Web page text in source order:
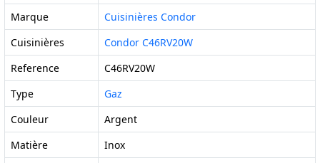
Marque
Cuisinières Condor
Cuisinières
Condor C46RV20W
Reference
C46RV20W
Type
Gaz
Couleur
Argent
Matière
Inox